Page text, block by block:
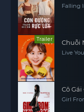
Falling
Trailer Chuỗi
Live
Cô
Girl